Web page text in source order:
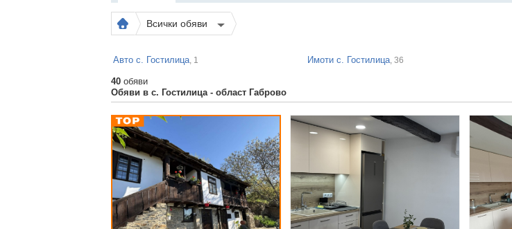
Всички обяви
Авто с. Гостилица, 1 Имоти с. Гостилица, 36
40 обяви
Обяви в с. Гостилица - област Габрово